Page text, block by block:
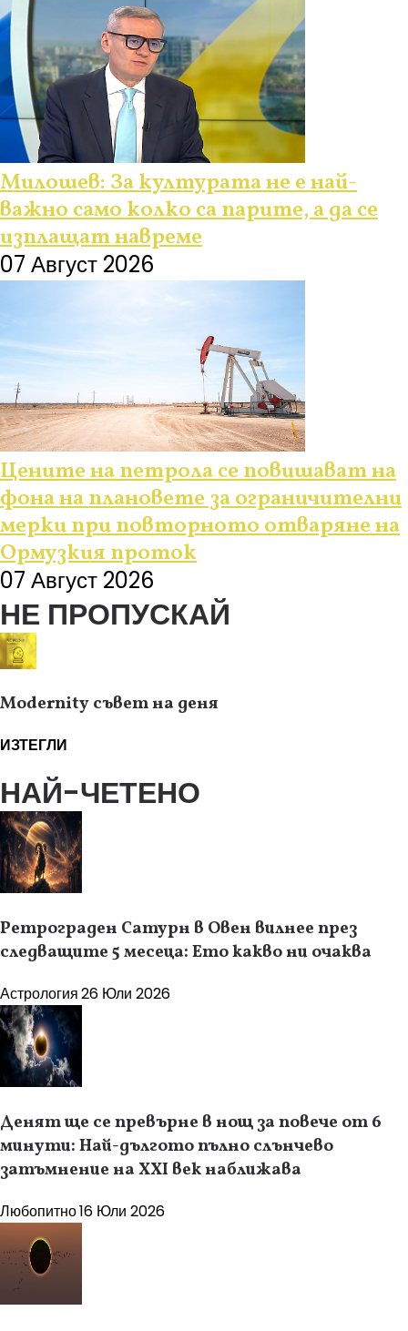
Милошев: За културата не е най-
важно само колко са парите, а да се
изплащат навреме
07 Август 2026
Цените на петрола се повишават на
фона на плановете за ограничителни
мерки при повторното отваряне на
Ормузкия проток
07 Август 2026
НЕ ПРОПУСКАЙ
Modernity съвет на деня
ИЗТЕГЛИ
НАЙ-ЧЕТЕНО
Ретрограден Сатурн в Овен вилнее през
следващите 5 месеца: Ето какво ни очаква
Астрология26 Юли 2026
Денят ще се превърне в нощ за повече от 6
минути: Най-дългото пълно слънчево
затъмнение на XXI век наближава
Любопитно16 Юли 2026